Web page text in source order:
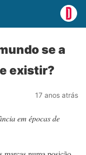
se a
existir?
17 anos atrás
em épocas de